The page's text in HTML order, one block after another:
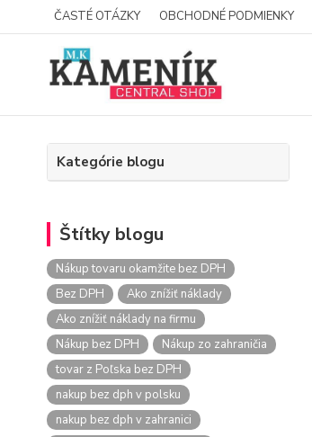
ČASTÉ OTÁZKY OBCHODNÉ PODMIENKY
Kategórie blogu
Štítky blogu
Nákup tovaru okamžite bez DPH
Bez DPH
Ako znížiť náklady
Ako znížiť náklady na firmu
Nákup bez DPH
Nákup zo zahraničia
tovar z Poľska bez DPH
nakup bez dph v polsku
nakup bez dph v zahranici